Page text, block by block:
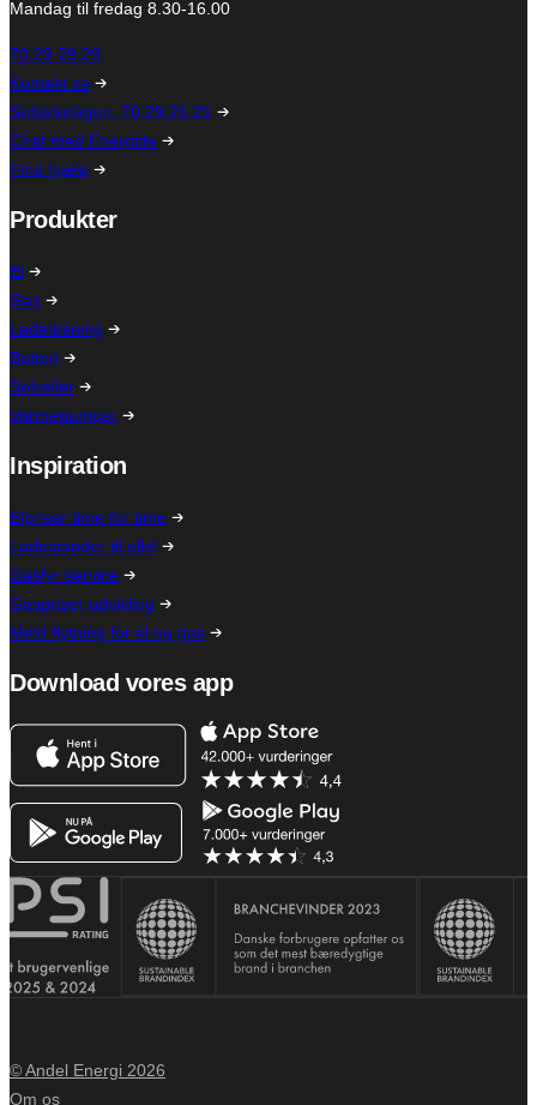
Mandag til fredag 8.30-16.00
70 29 29 29
Kontakt os
Solsikkelinjen: 70 29 21 21
Chat med Energitte
Find hjælp
Produkter
El
Gas
Ladeløsning
Batteri
Solceller
Varmepumper
Inspiration
Elpriser time for time
Ladestander til elbil
Gasfyr service
Gaspriser udvikling
Meld flytning for el og gas
Download vores app
© Andel Energi 2026
Om os